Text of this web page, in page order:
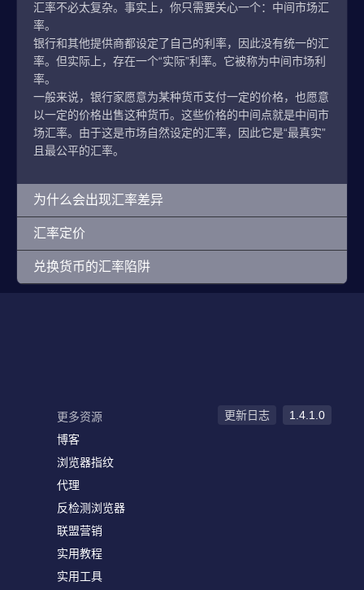
汇率不必太复杂。事实上，你只需要关心一个：中间市场汇
率。
银行和其他提供商都设定了自己的利率，因此没有统一的汇
率。但实际上，存在一个“实际”利率。它被称为中间市场利
率。
一般来说，银行家愿意为某种货币支付一定的价格，也愿意
以一定的价格出售这种货币。这些价格的中间点就是中间市
场汇率。由于这是市场自然设定的汇率，因此它是“最真实”
且最公平的汇率。
为什么会出现汇率差异
汇率定价
兑换货币的汇率陷阱
更多资源
博客
浏览器指纹
代理
反检测浏览器
联盟营销
实用教程
实用工具
更新日志 1.4.1.0